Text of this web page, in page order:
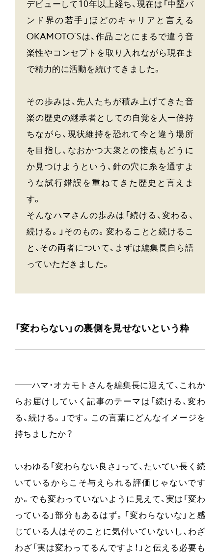
デビューして10年以上経ち、現在は「中堅バ
ンド界の若手」ほどのキャリアと言える
OKAMOTO’Sは、作品ごとにまるで違う音
楽性やコンセプトを取り入れながら現在ま
で精力的に活動を続けてきました。
その歩みは、先人たちが積み上げてきた音
楽の歴史の継承者としての自覚を人一倍持
ちながら、現状維持を恐れて今と違う場所
を目指し、なおかつ大衆との接点もどうに
か見つけようという、針の穴に糸を通すよ
うな試行錯誤を重ねてきた歴史と言えま
す。
そんなハマさんの歩みは「続ける、変わる、
続ける。」そのもの。変わることと続けるこ
と、その両者について、まずは編集長自ら語
っていただきました。
「変わらない」の裏側を見せないという粋
——ハマ･オカモトさんを編集長に迎えて、これか
らお届けしていく記事のテーマは「続ける、変わ
る、続ける。」です。この言葉にどんなイメージを
持ちましたか？
いわゆる「変わらない良さ」って、たいてい長く続
いているからこそ与えられる評価じゃないです
か。でも変わっていないように見えて、実は「変わ
っている」部分もあるはず。「変わらないな」と感
じている人はそのことに気付いていないし、わざ
わざ「実は変わってるんですよ！」と伝える必要も